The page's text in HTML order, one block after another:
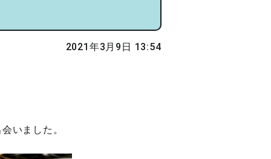
2021年3月9日 13:54
いました。